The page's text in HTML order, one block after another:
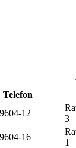
Telefon
12
3
16
1